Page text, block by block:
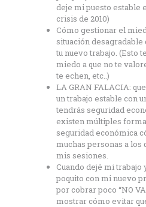
deje mi puesto estable
crisis de 2010)
Cómo gestionar el
situación desagradable
tu nuevo trabajo. (Esto
miedo a que no te
te echen, etc..)
LA GRAN FALACIA:
un trabajo estable con
tendrás seguridad
existen múltiples
seguridad económica
muchas personas a los
mis sesiones.
Cuando dejé mi
poquito con mi nuevo
por cobrar poco “NO
mostrar cómo evitar